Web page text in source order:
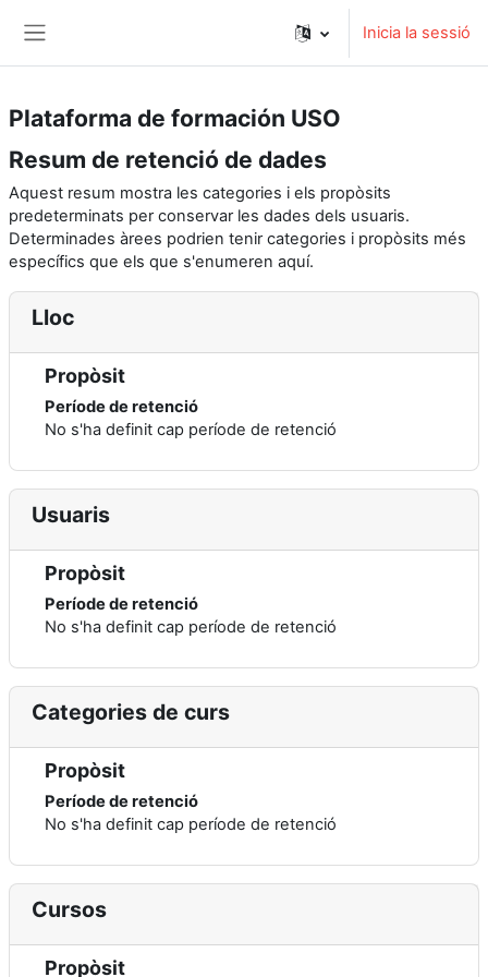
Inicia la sessió
Plataforma de formación USO
Resum de retenció de dades
Aquest resum mostra les categories i els propòsits
predeterminats per conservar les dades dels usuaris.
Determinades àrees podrien tenir categories i propòsits més
específics que els que s'enumeren aquí.
Lloc
Propòsit
Període de retenció
No s'ha definit cap període de retenció
Usuaris
Propòsit
Període de retenció
No s'ha definit cap període de retenció
Categories de curs
Propòsit
Període de retenció
No s'ha definit cap període de retenció
Cursos
Propòsit